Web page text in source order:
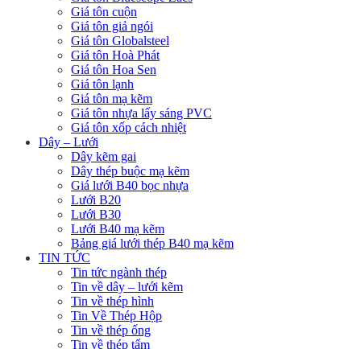
Giá tôn cuộn
Giá tôn giả ngói
Giá tôn Globalsteel
Giá tôn Hoà Phát
Giá tôn Hoa Sen
Giá tôn lạnh
Giá tôn mạ kẽm
Giá tôn nhựa lấy sáng PVC
Giá tôn xốp cách nhiệt
Dây – Lưới
Dây kẽm gai
Dây thép buộc mạ kẽm
Giá lưới B40 bọc nhựa
Lưới B20
Lưới B30
Lưới B40 mạ kẽm
Bảng giá lưới thép B40 mạ kẽm
TIN TỨC
Tin tức ngành thép
Tin về dây – lưới kẽm
Tin về thép hình
Tin Về Thép Hộp
Tin về thép ống
Tin về thép tấm